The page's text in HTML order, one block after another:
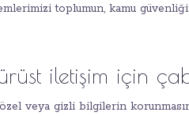
toplumun, kamu
iletişim için
veya gizli bilgilerin